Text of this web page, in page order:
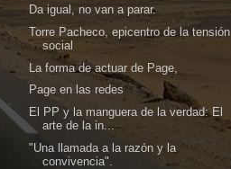
Da igual, no van a parar.
Torre Pacheco, epicentro de la tensión
social
La forma de actuar de Page,
Page en las redes
El PP y la manguera de la verdad: El
arte de la in...
"Una llamada a la razón y la
convivencia".